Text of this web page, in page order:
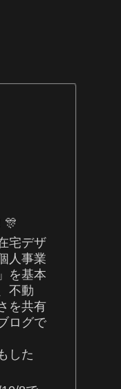
🎊
宅デザ
人事業
を基本
不動
を共有
ログで
した